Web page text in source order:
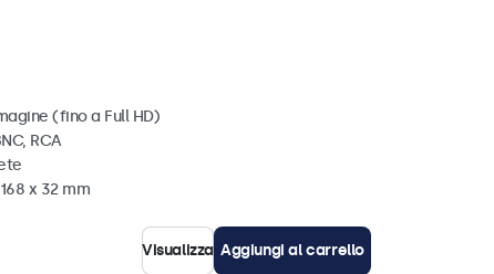
(fino a Full HD)
RCA
x 32 mm
Visualizza Aggiungi al carrello